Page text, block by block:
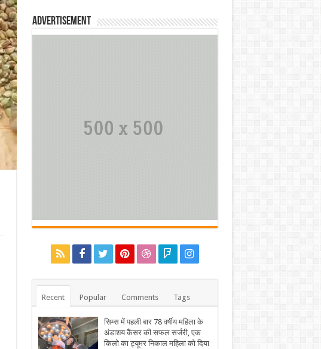
Advertisement
Recent Popular Comments Tags
सिम्स में पहली बार 78 वर्षीय महिला के
अंडाशय कैंसर की सफल सर्जरी, एक
किलो का ट्यूमर निकाल महिला को दिया